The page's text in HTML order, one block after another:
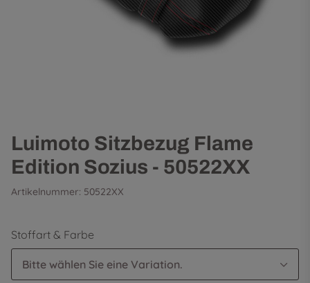
Luimoto Sitzbezug Flame
Edition Sozius - 50522XX
Artikelnummer: 50522XX
Stoffart & Farbe
Bitte wählen Sie eine Variation.